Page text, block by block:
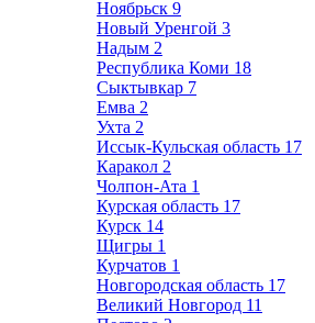
Ноябрьск 9
Новый Уренгой 3
Надым 2
Республика Коми 18
Сыктывкар 7
Емва 2
Ухта 2
Иссык-Кульская область 17
Каракол 2
Чолпон-Ата 1
Курская область 17
Курск 14
Щигры 1
Курчатов 1
Новгородская область 17
Великий Новгород 11